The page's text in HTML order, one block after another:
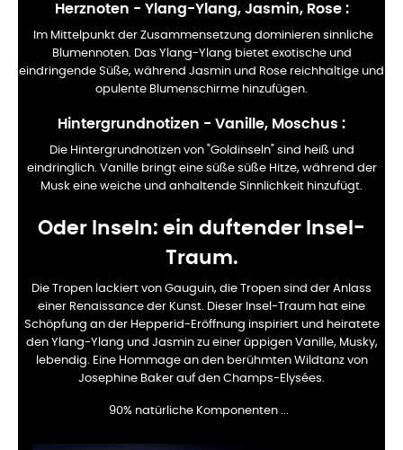
Herznoten - Ylang-Ylang, Jasmin, Rose:
Im Mittelpunkt der Zusammensetzung dominieren sinnliche
Blumennoten. Das Ylang-Ylang bietet exotische und
eindringende Süße, während Jasmin und Rose reichhaltige und
opulente Blumenschirme hinzufügen.
Hintergrundnotizen - Vanille, Moschus :
Die Hintergrundnotizen von "Goldinseln" sind heiß und
eindringlich. Vanille bringt eine süße süße Hitze, während der
Musk eine weiche und anhaltende Sinnlichkeit hinzufügt.
Oder Inseln: ein duftender Insel-
Traum.
Die Tropen lackiert von Gauguin, die Tropen sind der Anlass
einer Renaissance der Kunst. Dieser Insel-Traum hat eine
Schöpfung an der Hepperid-Eröffnung inspiriert und heiratete
den Ylang-Ylang und Jasmin zu einer üppigen Vanille, Musky,
lebendig. Eine Hommage an den berühmten Wildtanz von
Josephine Baker auf den Champs-Elysées.
90% natürliche Komponenten ...